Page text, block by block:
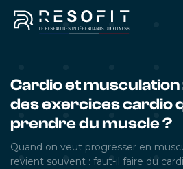
Cardio et
des exercices cardio
prendre du muscle ?
Quand on veut progresser en
revient souvent : faut-il faire du